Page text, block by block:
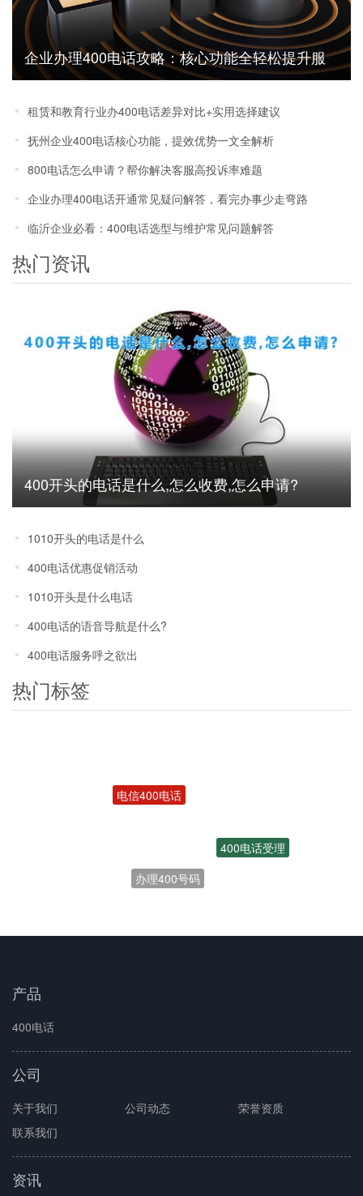
企业办理400电话攻略：核心功能全轻松提升服
务水平
租赁和教育行业办400电话差异对比+实用选择建议
抚州企业400电话核心功能，提效优势一文全解析
800电话怎么申请？帮你解决客服高投诉率难题
企业办理400电话开通常见疑问解答，看完办事少走弯路
临沂企业必看：400电话选型与维护常见问题解答
热门资讯
400开头的电话是什么,怎么收费,怎么申请?
1010开头的电话是什么
400电话优惠促销活动
1010开头是什么电话
400电话的语音导航是什么?
400电话服务呼之欲出
热门标签
400电话受理
电信400电话
产品
400电话
公司
关于我们 公司动态
荣誉资质
联系我们
资讯